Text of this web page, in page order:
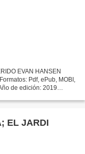
EVAN HANSEN
Pdf, ePub, MOBI,
de edición: 2019
EL JARDI